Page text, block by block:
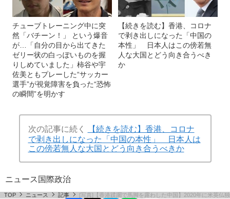
チューブトレーニング中に突
然「バチーン！」 という爆音
が…「自分の目から出てきた
ゼリー状の白っぽいものを握
りしめていました」柿谷や宇
佐美ともプレーした“サッカー
選手”が視覚障害を負った“恐怖
の瞬間”を明かす
【続きを読む】香港、コロナ
で剥き出しになった「中国の
本性」 日本人はこの傍若無
人な大国とどう向き合うべき
か
次の記事に続く
【続きを読む】香港、コロナ
で剥き出しになった「中国の本性」 日本人は
この傍若無人な大国とどう向き合うべきか
ニュース 国際政治
TOP ニュース 記事 [写真]【香港蹂躙で馬脚を露わした中国】2020年に米英仏